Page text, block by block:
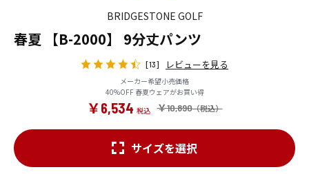
BRIDGESTONE GOLF
春夏 【B-2000】 9分丈パンツ
[13] レビューを見る
メーカー希望小売価格
40%OFF 春夏ウェアがお買い得
￥10,890
￥6,534
サイズを選択